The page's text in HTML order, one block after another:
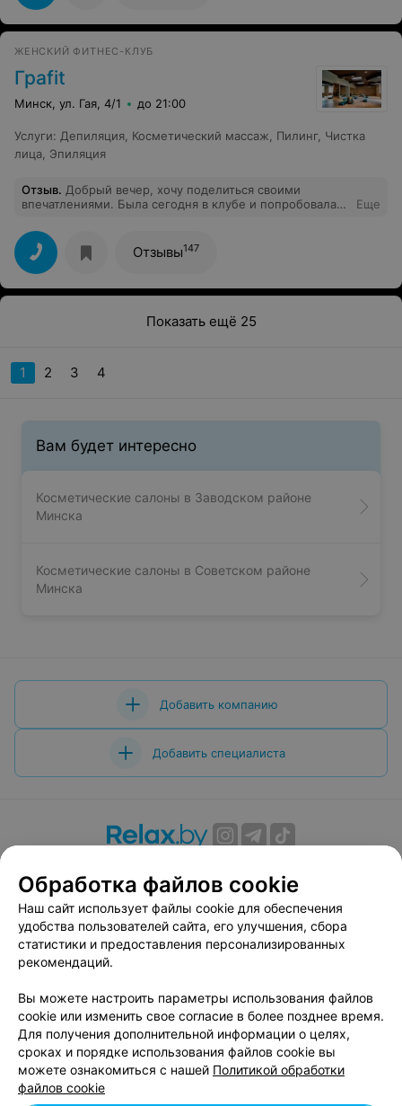
ЖЕНСКИЙ ФИТНЕС-КЛУБ
Граfit
Минск, ул. Гая, 4/1 до 21:00
Услуги: Депиляция Косметический массаж Пилинг, Чистка
лица Эпиляция
Отзыв. Добрый вечер, хочу поделиться своими
впечатлениями. Была сегодня в клубе и попробовала
беговая дорожка с инфракрасным излучением,
классная вещь! За 30 минут сеанса, сожгла 3000 ккл.
Результат неожиданный. Посещала ранее другой клуб,
такой беговой дорожки не видела. И купила сегодня
абонемент со скидкой, подарочек себе к 8 марта.
Еще
Отзывы147
Показать ещё 25
1 2 3 4
Вам будет интересно
Косметические салоны в Заводском районе
Минска
Косметические салоны в Советском районе
Минска
Добавить компанию
Добавить специалиста
Вакансии
Публичный договор
Способы оплаты
Публичный договор по использованию сервиса
«Афиша»
Пользовательское соглашение
Связаться по вопросам сотрудничества
Написать руководителю relax.by
Персональные настройки cookie
Обработка персональных данных
Обработка файлов cookie
Наш сайт использует файлы cookie для обеспечения
удобства пользователей сайта, его улучшения, сбора
статистики и предоставления персонализированных
рекомендаций.
Вы можете настроить параметры использования файлов
cookie или изменить свое согласие в более позднее время.
Для получения дополнительной информации о целях,
сроках и порядке использования файлов cookie вы
можете ознакомиться с нашей Политикой обработки
файлов cookie